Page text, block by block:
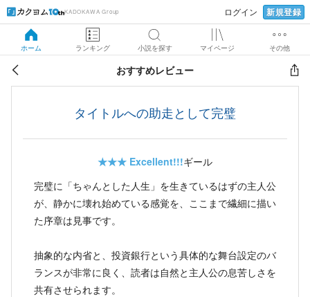
KADOKAWA Group ログイン 新規登録
ホーム ランキング 小説を探す マイページ その他
おすすめレビュー
タイトルへの助走として完璧
★★★ Excellent!!!ギール
完璧に「ちゃんとした人生」を生きているはずの主人公
が、静かに壊れ始めている感覚を、ここまで繊細に描い
た序章は見事です。
抽象的な内省と、投資銀行という具体的な舞台設定のバ
ランスが非常に良く、読者は自然と主人公の息苦しさを
共有させられます。